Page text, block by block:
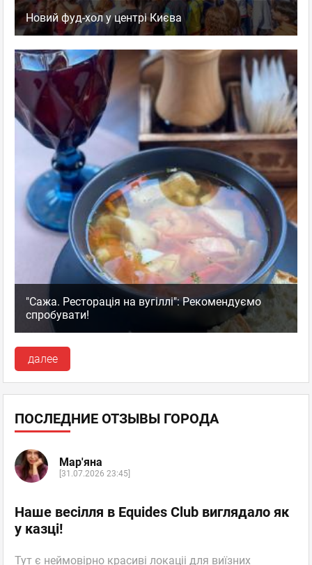
Новий фуд-хол у центрі Києва
"Сажа. Ресторація на вугіллі": Рекомендуємо
спробувати!
далее
ПОСЛЕДНИЕ ОТЗЫВЫ ГОРОДА
Мар'яна
[31.07.2026 23:45]
Наше весілля в Equides Club виглядало як
у казці!
Тут є неймовірно красиві локаціі для виїзних